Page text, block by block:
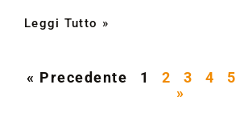
Leggi Tutto »
« Precedente 1 2 3 4 5
»